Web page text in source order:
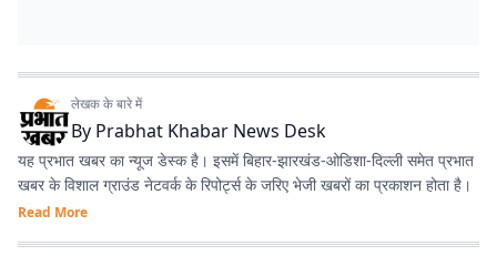
लेखक के बारे में
By Prabhat Khabar News Desk
यह प्रभात खबर का न्यूज डेस्क है। इसमें बिहार-झारखंड-ओडिशा-दिल्‍ली समेत प्रभात
खबर के विशाल ग्राउंड नेटवर्क के रिपोर्ट्स के जरिए भेजी खबरों का प्रकाशन होता है।
Read More